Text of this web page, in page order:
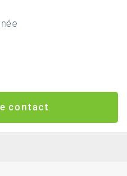
contact